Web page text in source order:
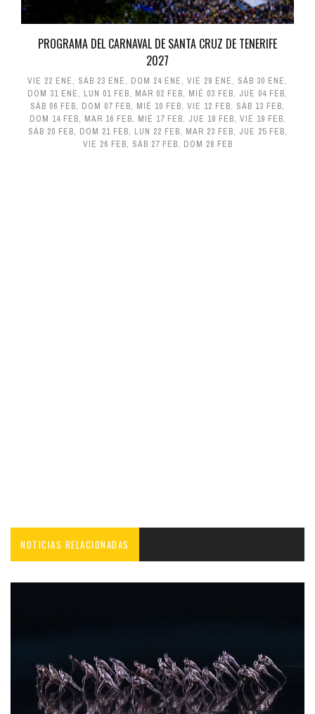
PROGRAMA DEL CARNAVAL DE SANTA CRUZ DE TENERIFE
2027
VIE 22 ENE, SÁB 23 ENE, DOM 24 ENE, VIE 29 ENE, SÁB 30 ENE,
DOM 31 ENE, LUN 01 FEB, MAR 02 FEB, MIÉ 03 FEB, JUE 04 FEB,
SÁB 06 FEB, DOM 07 FEB, MIÉ 10 FEB, VIE 12 FEB, SÁB 13 FEB,
DOM 14 FEB, MAR 16 FEB, MIÉ 17 FEB, JUE 18 FEB, VIE 19 FEB,
SÁB 20 FEB, DOM 21 FEB, LUN 22 FEB, MAR 23 FEB, JUE 25 FEB,
VIE 26 FEB, SÁB 27 FEB, DOM 28 FEB
NOTICIAS RELACIONADAS